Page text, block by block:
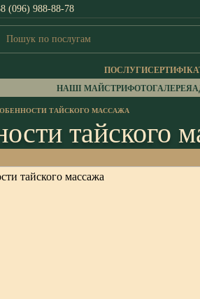
(096) 988-88-78
ПОСЛУГИ
НАШІ МАЙСТРИФОТОГАЛЕРЕЯ
ТАЙСКОГО МАССАЖА
тайского